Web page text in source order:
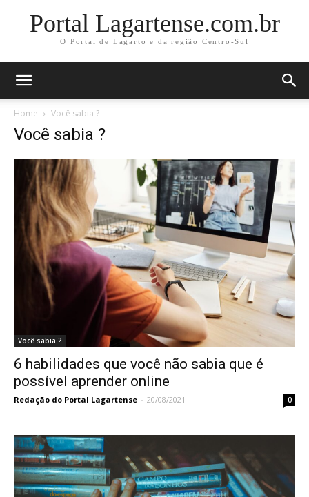
Portal Lagartense.com.br
O Portal de Lagarto e da região Centro-Sul
Home Você sabia ?
Você sabia ?
Você sabia ?
6 habilidades que você não sabia que é
possível aprender online
Redação do Portal Lagartense - 20/08/2021 0